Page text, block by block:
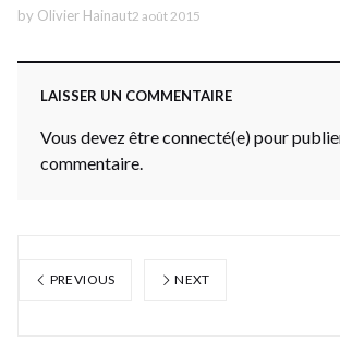
by Olivier Hainaut2 août 2015
LAISSER UN COMMENTAIRE
Vous devez être connecté(e) pour
commentaire.
PREVIOUS NEXT